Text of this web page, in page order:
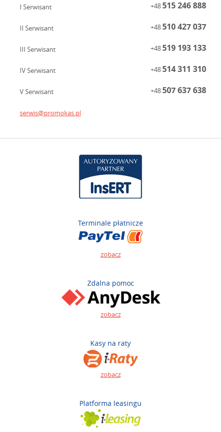
I Serwisant +48515 246 888
II Serwisant +48510 427 037
III Serwisant +48519 193 133
IV Serwisant +48514 311 310
V Serwisant +48507 637 638
serwis@promokas.pl
Terminale płatnicze
zobacz
Zdalna pomoc
zobacz
Kasy na raty
zobacz
Platforma leasingu